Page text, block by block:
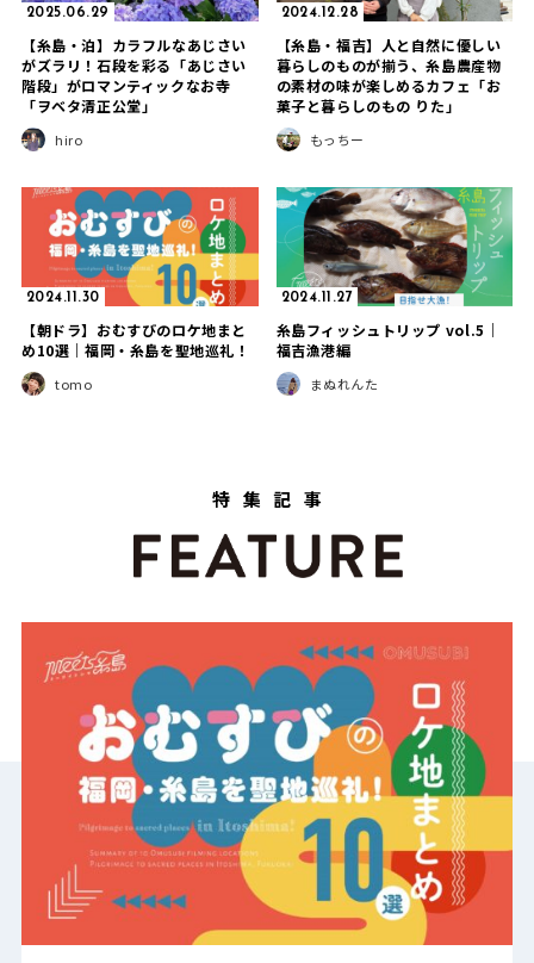
2025.06.29
【糸島・泊】カラフルなあじさい
がズラリ！石段を彩る「あじさい
階段」がロマンティックなお寺
「ヲベタ清正公堂」
hiro
2024.12.28
【糸島・福吉】人と自然に優しい
暮らしのものが揃う、糸島農産物
の素材の味が楽しめるカフェ「お
菓子と暮らしのもの りた」
もっちー
2024.11.30
【朝ドラ】おむすびのロケ地まと
め10選｜福岡・糸島を聖地巡礼！
tomo
2024.11.27
糸島フィッシュトリップ vol.5｜
福吉漁港編
まぬれんた
特集記事